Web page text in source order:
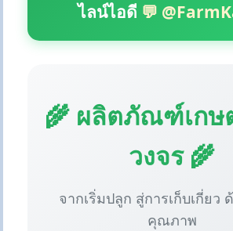
ไลน์ไอดี 💬
🌾 ผลิตภัณฑ์เกษ
วงจร 🌾
จากเริ่มปลูก สู่การเก็บเกี่ยว
คุณภาพ